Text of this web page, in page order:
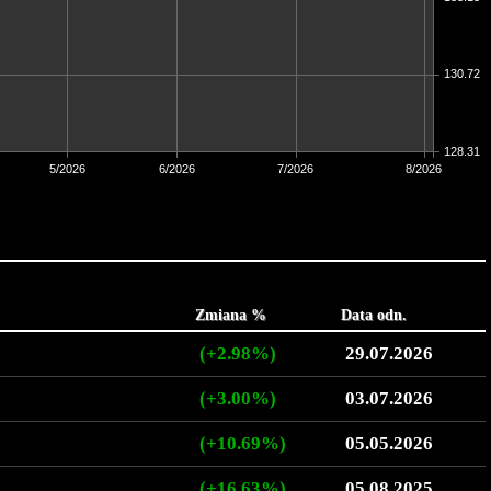
5/2026 6/2026 7/2026 8/2026
128.31
130.72
Zmiana % Data odn.
(+2.98%) 29.07.2026
(+3.00%) 03.07.2026
(+10.69%) 05.05.2026